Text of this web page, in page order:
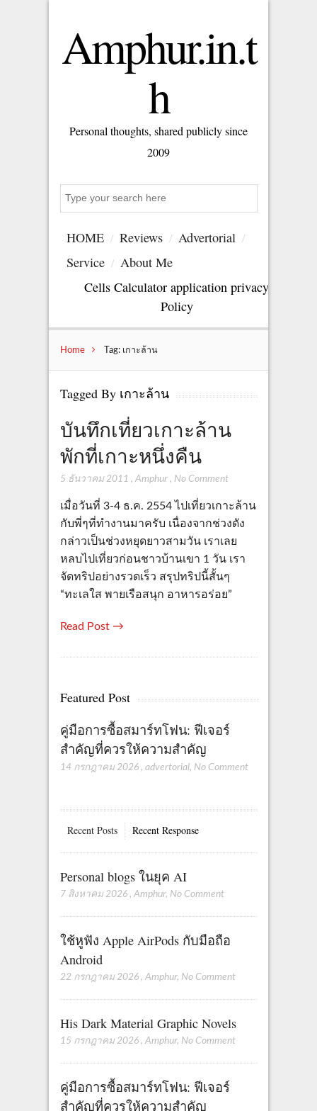
Amphur.in.t
h
Personal thoughts, shared publicly since
2009
HOME Reviews
Advertorial
Service
About Me
Cells Calculator application privacy
Policy
Home Tag: เกาะล้าน
Tagged By เกาะล้าน
บันทึกเที่ยวเกาะล้าน
พักที่เกาะหนึ่งคืน
5 ธันวาคม 2011 , Amphur, No Comment
เมื่อวันที่ 3-4 ธ.ค. 2554 ไปเที่ยวเกาะล้าน
กับพี่ๆที่ทำงานมาครับ เนื่องจากช่วงดัง
กล่าวเป็นช่วงหยุดยาวสามวัน เราเลย
หลบไปเที่ยวก่อนชาวบ้านเขา 1 วัน เรา
จัดทริปอย่างรวดเร็ว สรุปทริปนี้สั้นๆ
“ทะเลใส พายเรือสนุก อาหารอร่อย”
Read Post →
Featured Post
คู่มือการซื้อสมาร์ทโฟน: ฟีเจอร์
สำคัญที่ควรให้ความสำคัญ
14 กรกฎาคม 2026 , advertorial, No Comment
Recent Posts Recent Response
Personal blogs ในยุค AI
7 สิงหาคม 2026 , Amphur, No Comment
ใช้หูฟัง Apple AirPods กับมือถือ
Android
22 กรกฎาคม 2026 , Amphur, No Comment
His Dark Material Graphic Novels
15 กรกฎาคม 2026 , Amphur, No Comment
คู่มือการซื้อสมาร์ทโฟน: ฟีเจอร์
สำคัญที่ควรให้ความสำคัญ